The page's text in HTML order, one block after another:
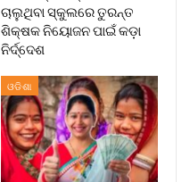
ଚାଲୁଥିବା ସ୍କୁଲରେ ତୁରନ୍ତ
ଶିକ୍ଷକ ନିୟୋଜନ ପାଇଁ କଡ଼ା
ନିର୍ଦ୍ଦେଶ
ଓଡିଶା